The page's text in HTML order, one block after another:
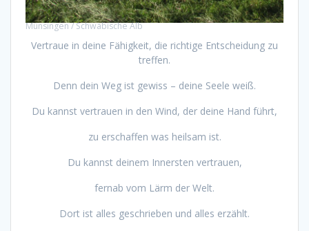
Münsingen / Schwäbische Alb
Vertraue in deine Fähigkeit, die richtige Entscheidung zu
treffen.
Denn dein Weg ist gewiss – deine Seele weiß.
Du kannst vertrauen in den Wind, der deine Hand führt,
zu erschaffen was heilsam ist.
Du kannst deinem Innersten vertrauen,
fernab vom Lärm der Welt.
Dort ist alles geschrieben und alles erzählt.